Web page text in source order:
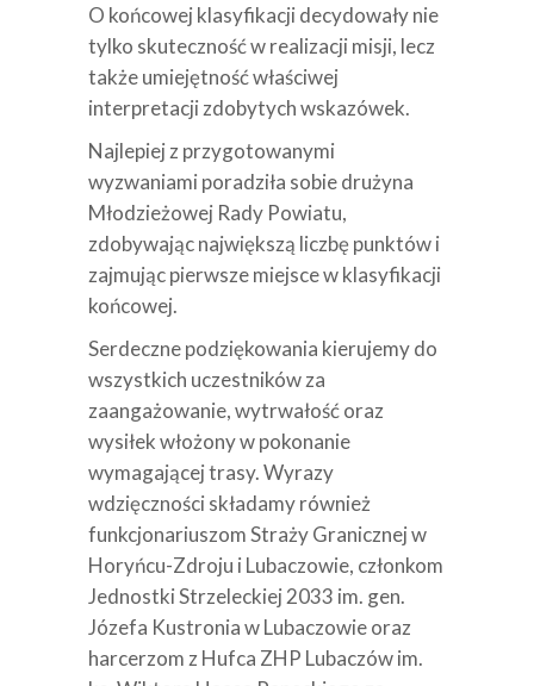
O końcowej klasyfikacji decydowały nie
tylko skuteczność w realizacji misji, lecz
także umiejętność właściwej
interpretacji zdobytych wskazówek.
Najlepiej z przygotowanymi
wyzwaniami poradziła sobie drużyna
Młodzieżowej Rady Powiatu,
zdobywając największą liczbę punktów i
zajmując pierwsze miejsce w klasyfikacji
końcowej.
Serdeczne podziękowania kierujemy do
wszystkich uczestników za
zaangażowanie, wytrwałość oraz
wysiłek włożony w pokonanie
wymagającej trasy. Wyrazy
wdzięczności składamy również
funkcjonariuszom Straży Granicznej w
Horyńcu-Zdroju i Lubaczowie, członkom
Jednostki Strzeleckiej 2033 im. gen.
Józefa Kustronia w Lubaczowie oraz
harcerzom z Hufca ZHP Lubaczów im.